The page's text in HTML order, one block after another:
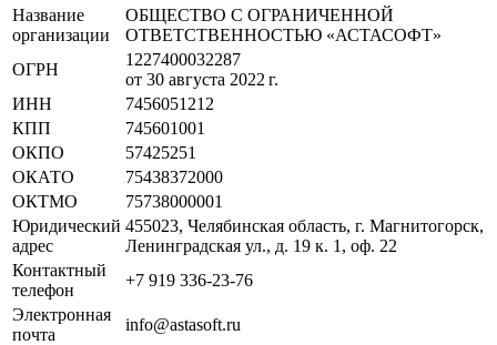
Название
организации
ОБЩЕСТВО С ОГРАНИЧЕННОЙ
ОТВЕТСТВЕННОСТЬЮ «АСТАСОФТ»
ОГРН
1227400032287
от 30 августа 2022 г.
ИНН
7456051212
КПП
745601001
ОКПО
57425251
ОКАТО
75438372000
ОКТМО
75738000001
Юридический
адрес
455023, Челябинская область, г. Магнитогорск,
Ленинградская ул., д. 19 к. 1, оф. 22
Контактный
телефон
+7 919 336-23-76
Электронная
почта
info@astasoft.ru